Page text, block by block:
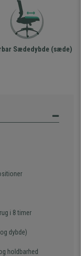
Sædedybde (sæde)
i 8 timer
dybde)
holdbarhed